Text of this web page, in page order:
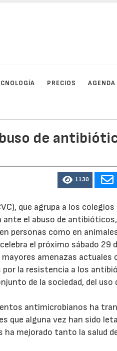
PRECIOS AGENDA
de
1130
que agrupa a los
el abuso de
personas como en
el próximo sábado 29
mayores amenazas
la resistencia a los
de la sociedad, del uso
antimicrobianos ha
que alguna vez han sido
mejorado tanto la salud